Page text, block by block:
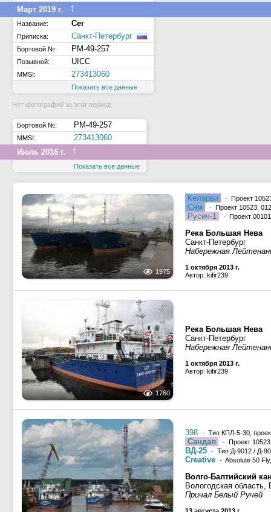
Март 2019 г.
↑
Название: Сег
Приписка: Санкт-Петербург
Бортовой №: РМ-49-257
Позывной: UICC
MMSI: 273413060
Показать все данные
Нет фотографий за этот период
Бортовой №: РМ-49-257
MMSI:
273413060
Июль 2016 г.
↑
Показать все данные
1975
Келарви · Проект
Сям · Проект 10523,
Русич-1 · Проект
Река Большая Нева
Санкт-Петербург
Набережная
1 октября 2013 г.
Автор: kifir239
1760
Река Большая Нева
Санкт-Петербург
Набережная
1 октября 2013 г.
Автор: kifir239
398 · Тип КПЛ-5-30,
Сандал · Проект
ВД-25 · Тип Д-9012 / Д-
Creative · Absolute 50
Волго-Балтийский
Вологодская
Причал Белый Ручей